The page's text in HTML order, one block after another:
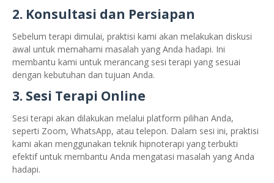
2. Konsultasi dan Persiapan
Sebelum terapi dimulai, praktisi kami akan melakukan diskusi
awal untuk memahami masalah yang Anda hadapi. Ini
membantu kami untuk merancang sesi terapi yang sesuai
dengan kebutuhan dan tujuan Anda.
3. Sesi Terapi Online
Sesi terapi akan dilakukan melalui platform pilihan Anda,
seperti Zoom, WhatsApp, atau telepon. Dalam sesi ini, praktisi
kami akan menggunakan teknik hipnoterapi yang terbukti
efektif untuk membantu Anda mengatasi masalah yang Anda
hadapi.